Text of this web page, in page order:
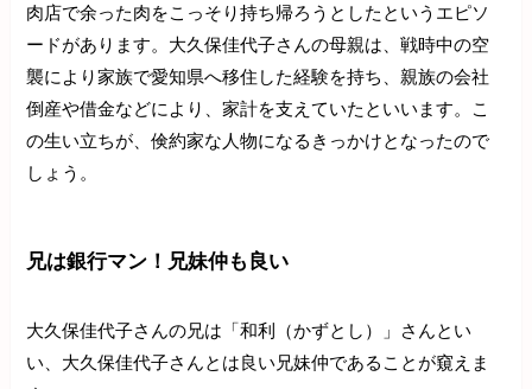
肉店で余った肉をこっそり持ち帰ろうとしたというエピソ
ードがあります。大久保佳代子さんの母親は、戦時中の空
襲により家族で愛知県へ移住した経験を持ち、親族の会社
倒産や借金などにより、家計を支えていたといいます。こ
の生い立ちが、倹約家な人物になるきっかけとなったので
しょう。
兄は銀行マン！兄妹仲も良い
大久保佳代子さんの兄は「和利（かずとし）」さんとい
い、大久保佳代子さんとは良い兄妹仲であることが窺えま